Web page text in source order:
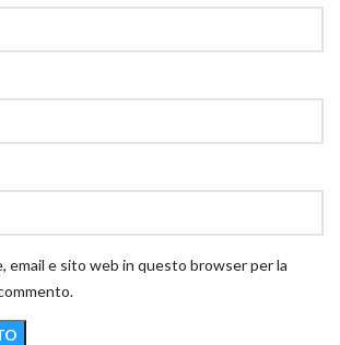
email e sito web in questo browser per la